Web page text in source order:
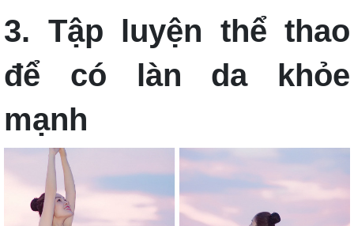
3. Tập luyện thể thao
để có làn da khỏe
mạnh